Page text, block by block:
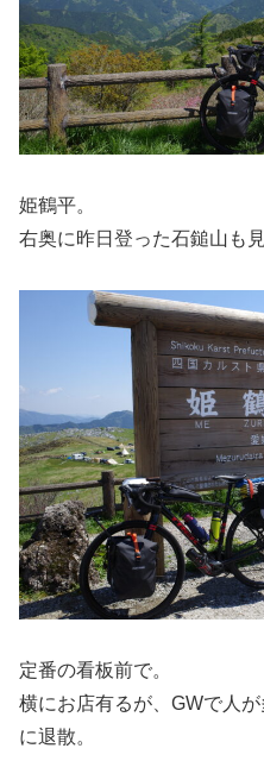
姫鶴平。
右奥に昨日登った石鎚山も見
定番の看板前で。
横にお店有るが、GWで人
に退散。